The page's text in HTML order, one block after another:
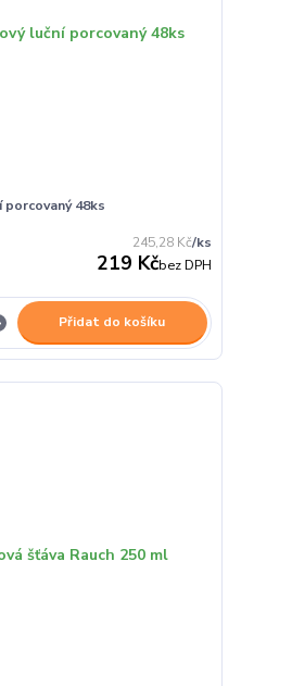
48ks
245,28 Kč/ks
219 Kčbez DPH
Přidat do košíku